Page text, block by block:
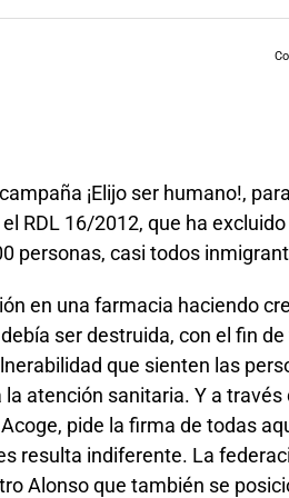
¡Elijo ser humano!,
RDL 16/2012, que ha
personas, casi todos
en una farmacia haciendo
ser destruida, con el fin de
que sienten las
atención sanitaria. Y a
Acoge, pide la firma de todas
resulta indiferente. La
Alonso que también se